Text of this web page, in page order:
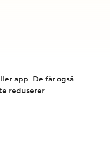
app. De får også
reduserer